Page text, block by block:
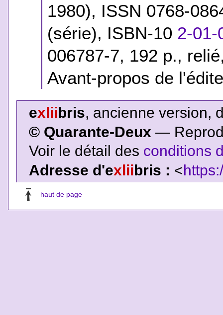
1980), ISSN 0768-
(série), ISBN-10 2-01-
006787-7, 192 p.,
Avant-propos de
exliibris, ancienne version,
© Quarante-Deux —
Voir le détail des conditions
Adresse d'exlii bris : <
haut de page